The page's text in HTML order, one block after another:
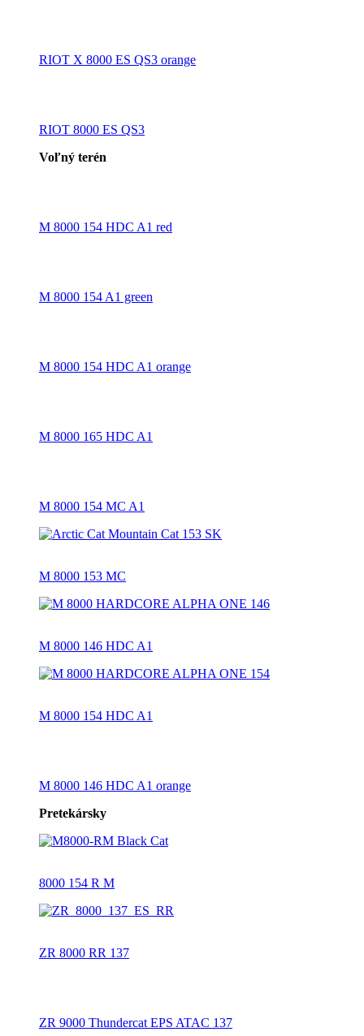
RIOT X 8000 ES QS3 orange
RIOT 8000 ES QS3
Voľný terén
M 8000 154 HDC A1 red
M 8000 154 A1 green
M 8000 154 HDC A1 orange
M 8000 165 HDC A1
M 8000 154 MC A1
M 8000 153 MC
M 8000 146 HDC A1
M 8000 154 HDC A1
M 8000 146 HDC A1 orange
Pretekársky
8000 154 R M
ZR 8000 RR 137
ZR 9000 Thundercat EPS ATAC 137